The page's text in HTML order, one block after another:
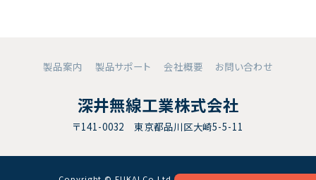
製品案内 製品サポート 会社概要 お問い合わせ
深井無線工業株式会社
〒141-0032 東京都品川区大崎5-5-11